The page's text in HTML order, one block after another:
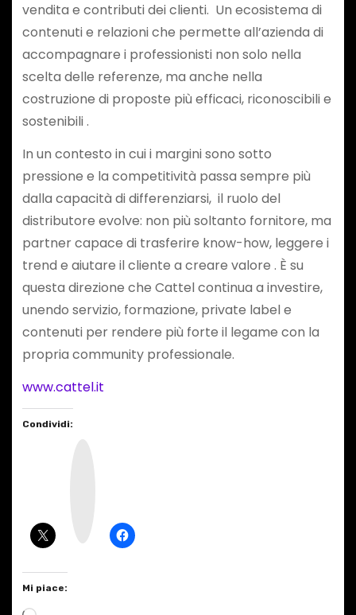
vendita e contributi dei clienti. Un ecosistema di
contenuti e relazioni che permette all’azienda di
accompagnare i professionisti non solo nella
scelta delle referenze, ma anche nella
costruzione di proposte più efficaci, riconoscibili e
sostenibili .
In un contesto in cui i margini sono sotto
pressione e la competitività passa sempre più
dalla capacità di differenziarsi, il ruolo del
distributore evolve: non più soltanto fornitore, ma
partner capace di trasferire know-how, leggere i
trend e aiutare il cliente a creare valore . È su
questa direzione che Cattel continua a investire,
unendo servizio, formazione, private label e
contenuti per rendere più forte il legame con la
propria community professionale.
www.cattel.it
Condividi:
Mi piace: